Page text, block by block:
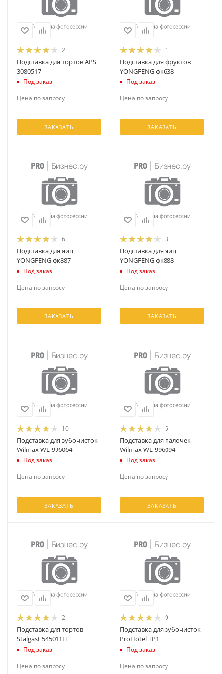
2
Подставка для тортов APS
3080517
Под заказ
Цена по запросу
ЗАКАЗАТЬ
1
Подставка для фруктов
YONGFENG фк638
Под заказ
Цена по запросу
ЗАКАЗАТЬ
6
Подставка для яиц
YONGFENG фк887
Под заказ
Цена по запросу
ЗАКАЗАТЬ
3
Подставка для яиц
YONGFENG фк888
Под заказ
Цена по запросу
ЗАКАЗАТЬ
10
Подставка для зубочисток
Wilmax WL-996064
Под заказ
Цена по запросу
ЗАКАЗАТЬ
5
Подставка для палочек
Wilmax WL-996094
Под заказ
Цена по запросу
ЗАКАЗАТЬ
2
Подставка для тортов
Stalgast 545011П
Под заказ
Цена по запросу
9
Подставка для зубочисток
ProHotel TP1
Под заказ
Цена по запросу